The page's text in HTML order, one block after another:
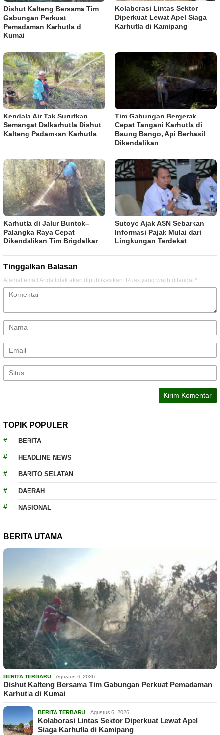
Dishut Kalteng Bersama Tim
Gabungan Perkuat
Pemadaman Karhutla di
Kumai
Kolaborasi Lintas Sektor
Diperkuat Lewat Apel Siaga
Karhutla di Kamipang
Kendala Air Tak Surutkan
Semangat Dalkarhutla Dishut
Kalteng Padamkan Karhutla
Tim Gabungan Bergerak
Cepat Tangani Karhutla di
Baung Bango, Api Berhasil
Dikendalikan
Karhutla di Jalur Buntok–
Palangka Raya Cepat
Dikendalikan Tim Brigdalkar
Sutoyo Ajak ASN Sebarkan
Informasi Pajak Mulai dari
Lingkungan Terdekat
Tinggalkan Balasan
Alamat email Anda tidak akan dipublikasikan. Ruas yang wajib ditandai *
TOPIK POPULER
BERITA
HEADLINE NEWS
BARITO SELATAN
DAERAH
NASIONAL
BERITA UTAMA
BERITA TERBARU Agustus 6, 2026
Dishut Kalteng Bersama Tim Gabungan Perkuat Pemadaman
Karhutla di Kumai
BERITA TERBARU Agustus 6, 2026
Kolaborasi Lintas Sektor Diperkuat Lewat Apel
Siaga Karhutla di Kamipang